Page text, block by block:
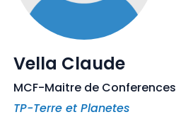
Vella Claude
MCF-Maitre de Conferences
TP-Terre et Planetes